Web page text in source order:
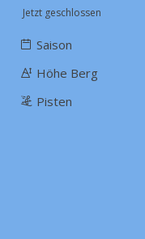
Jetzt geschlossen
Saison
Höhe Berg
Pisten